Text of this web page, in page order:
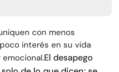
con menos
interés en su vida
El desapego